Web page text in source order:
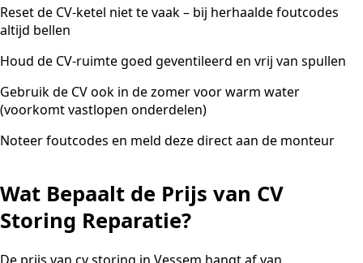
Reset de CV-ketel niet te vaak – bij herhaalde foutcodes
altijd bellen
Houd de CV-ruimte goed geventileerd en vrij van spullen
Gebruik de CV ook in de zomer voor warm water
(voorkomt vastlopen onderdelen)
Noteer foutcodes en meld deze direct aan de monteur
Wat Bepaalt de Prijs van CV
Storing Reparatie?